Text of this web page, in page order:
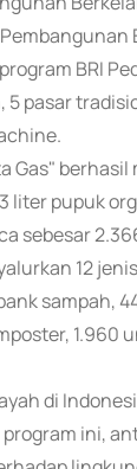
BRI
5 pasar
Gas"
liter pupuk
sebesar
12
sampah,
1.960
di
ini,